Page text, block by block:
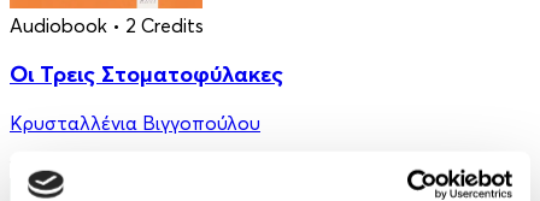
Audiobook • 2 Credits
Οι Τρεις Στοματοφύλακες
Κρυσταλλένια Βιγγοπούλου
13.50€